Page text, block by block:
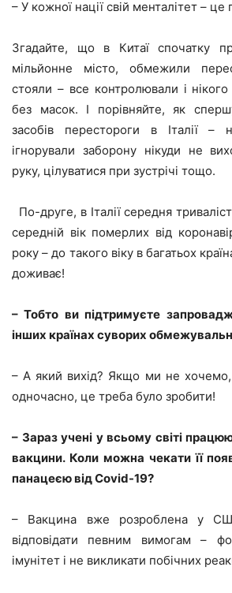
– У кожної нації свій менталітет –
Згадайте, що в Китаї спочатку
мільйонне місто, обмежили
стояли – все контролювали і
без масок. І порівняйте, як
засобів перестороги в Італії –
ігнорували заборону нікуди не
руку, цілуватися при зустрічі тощо.
По-друге, в Італії середня
середній вік померлих від
року – до такого віку в багатьох
доживає!
– Тобто ви підтримуєте
інших країнах суворих
– А який вихід? Якщо ми не хочемо,
одночасно, це треба було зробити!
– Зараз учені у всьому світі
вакцини. Коли можна чекати її
панацеєю від Covid-19?
– Вакцина вже розроблена у
відповідати певним вимогам –
імунітет і не викликати побічних